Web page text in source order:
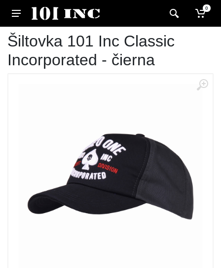
0
Šiltovka 101 Inc Classic
Incorporated - čierna